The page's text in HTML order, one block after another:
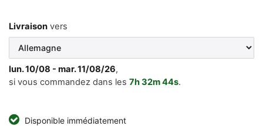
Livraison vers
lun. 10/08 - mar. 11/08/26,
si vous commandez dans les 7h32m44s.
Disponible immédiatement